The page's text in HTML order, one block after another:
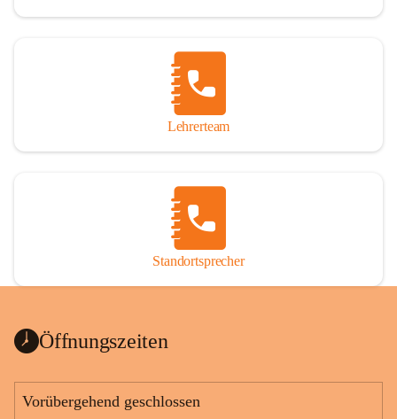
Lehrerteam
Standortsprecher
Öffnungszeiten
Vorübergehend geschlossen